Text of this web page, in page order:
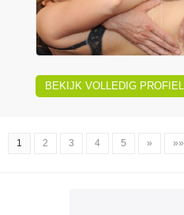
BEKIJK VOLLEDIG PROFIEL
1 2 3 4 5 » »»